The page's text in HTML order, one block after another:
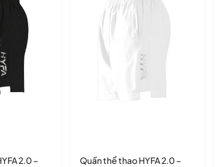
2.0 –
Quần thể thao HYFA 2.0 –